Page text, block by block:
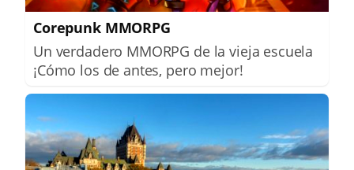
Corepunk MMORPG
Un verdadero MMORPG de la vieja escuela
¡Cómo los de antes, pero mejor!